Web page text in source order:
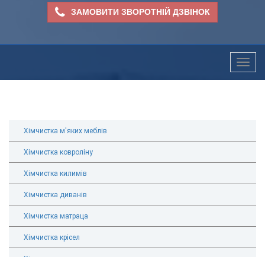
ЗАМОВИТИ ЗВОРОТНІЙ ДЗВІНОК
Toggle
Хімчистка м'яких меблів
Хімчистка ковроліну
Хімчистка килимів
Хімчистка диванів
Хімчистка матраца
Хімчистка крісел